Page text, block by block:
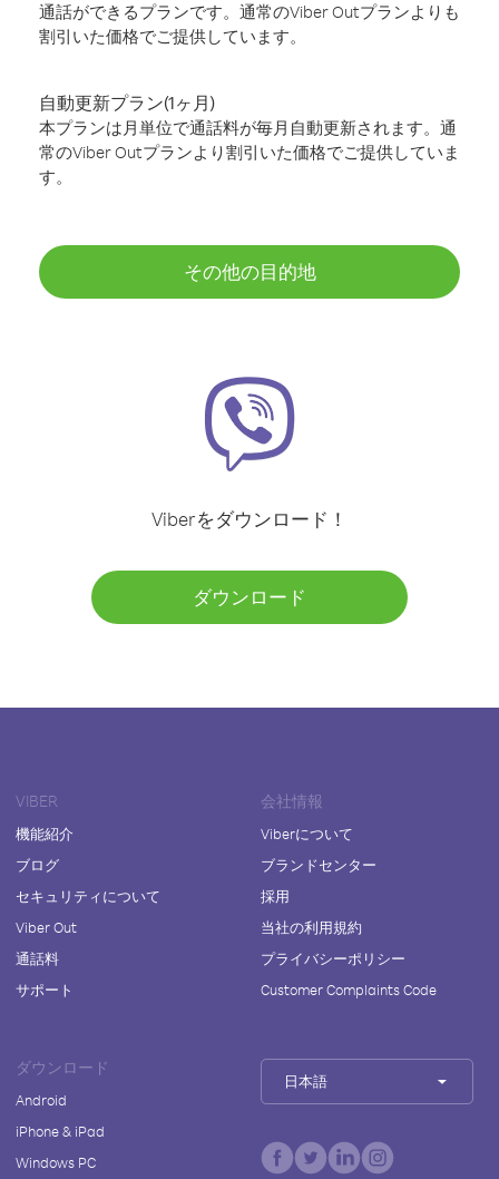
通話ができるプランです。通常のViber Outプランよりも
割引いた価格でご提供しています。
自動更新プラン(1ヶ月)
本プランは月単位で通話料が毎月自動更新されます。通
常のViber Outプランより割引いた価格でご提供していま
す。
その他の目的地
Viberをダウンロード！
ダウンロード
VIBER
機能紹介
ブログ
セキュリティについて
Viber Out
通話料
サポート
会社情報
Viberについて
ブランドセンター
採用
当社の利用規約
プライバシーポリシー
Customer Complaints Code
ダウンロード
Android
iPhone & iPad
Windows PC
日本語